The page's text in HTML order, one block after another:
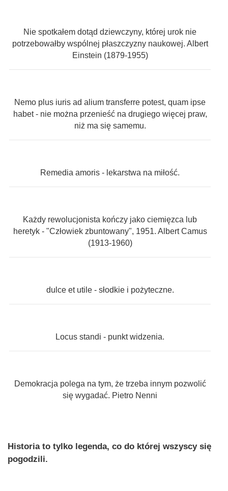
Nie spotkałem dotąd dziewczyny, której urok nie
potrzebowałby wspólnej płaszczyzny naukowej. Albert
Einstein (1879-1955)
Nemo plus iuris ad alium transferre potest, quam ipse
habet - nie można przenieść na drugiego więcej praw,
niż ma się samemu.
Remedia amoris - lekarstwa na miłość.
Każdy rewolucjonista kończy jako ciemięzca lub
heretyk - "Człowiek zbuntowany", 1951. Albert Camus
(1913-1960)
dulce et utile - słodkie i pożyteczne.
Locus standi - punkt widzenia.
Demokracja polega na tym, że trzeba innym pozwolić
się wygadać. Pietro Nenni
Historia to tylko legenda, co do której wszyscy się
pogodzili.